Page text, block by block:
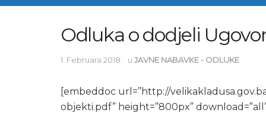
Odluka o dodjeli
1. Februara 2018. u JAVNE NABAVKE - ODLUKE
[embeddoc url=”http://
objekti.pdf” height=”800px”